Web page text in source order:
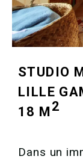
STUDIO
LILLE
18 M2
Dans un